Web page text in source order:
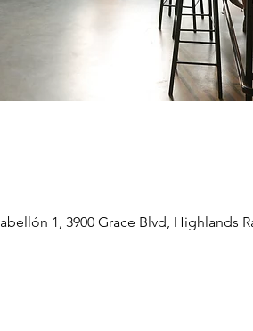
1, 3900 Grace Blvd, Highlands